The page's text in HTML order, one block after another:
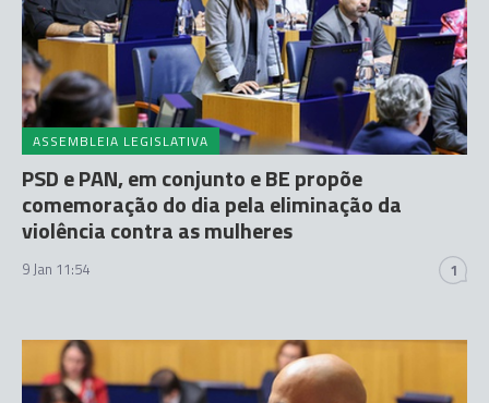
ASSEMBLEIA LEGISLATIVA
PSD e PAN, em conjunto e BE propõe
comemoração do dia pela eliminação da
violência contra as mulheres
9 Jan 11:54 1